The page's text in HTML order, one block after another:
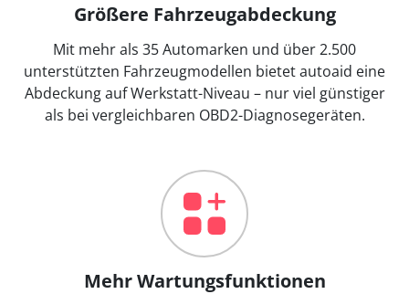
Größere Fahrzeugabdeckung
Mit mehr als 35 Automarken und über 2.500
unterstützten Fahrzeugmodellen bietet autoaid eine
Abdeckung auf Werkstatt-Niveau – nur viel günstiger
als bei vergleichbaren OBD2-Diagnosegeräten.
Mehr Wartungsfunktionen